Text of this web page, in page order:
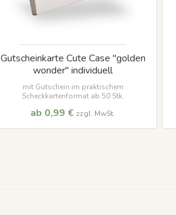
Gutscheinkarte Cute Case "golden
wonder" individuell
mit Gutschein im praktischem
Scheckkartenformat ab 50 Stk.
ab 0,99 € zzgl. MwSt.